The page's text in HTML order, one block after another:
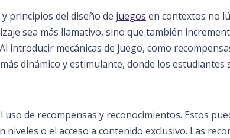
principios del diseño de juegos en contextos no
sea más llamativo, sino que también
introducir mecánicas de juego, como
dinámico y estimulante, donde los estudiantes
uso de recompensas y reconocimientos. Estos
o el acceso a contenido exclusivo. Las